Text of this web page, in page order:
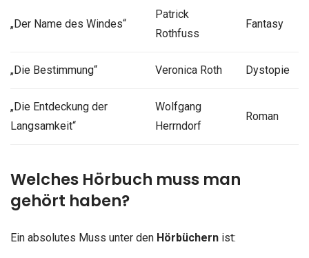
„Der Name des Windes“
Patrick
Rothfuss
Fantasy
„Die Bestimmung“ Veronica Roth Dystopie
„Die Entdeckung der
Langsamkeit“
Wolfgang
Herrndorf
Roman
Welches Hörbuch muss man
gehört haben?
Ein absolutes Muss unter den Hörbüchern ist: